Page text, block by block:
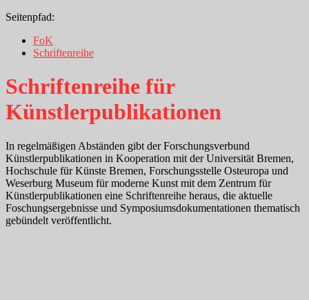
Seitenpfad:
FoK
Schriftenreihe
Schriftenreihe für
Künstlerpublikationen
In regelmäßigen Abständen gibt der Forschungsverbund
Künstlerpublikationen in Kooperation mit der Universität Bremen,
Hochschule für Künste Bremen, Forschungsstelle Osteuropa und
Weserburg Museum für moderne Kunst mit dem Zentrum für
Künstlerpublikationen eine Schriftenreihe heraus, die aktuelle
Foschungsergebnisse und Symposiumsdokumentationen thematisch
gebündelt veröffentlicht.